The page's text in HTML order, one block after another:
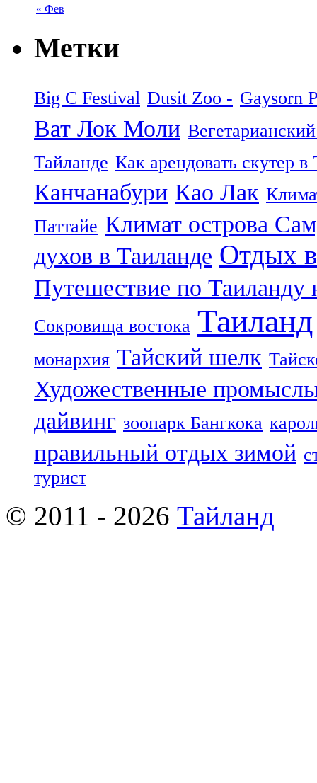
« Фев
Метки
Big C Festival Dusit Zoo - Gaysorn
Ват Лок Моли
Тайланде Как арендовать скутер в
Канчанабури Као Лак
Паттайе Климат острова
духов в Таиланде Отдых
Путешествие по Таиланду
Сокровища востока Таиланд
монархия Тайский шелк
Художественные
дайвинг зоопарк Бангкока
правильный отдых зимой
турист
© 2011 - 2026 Тайланд